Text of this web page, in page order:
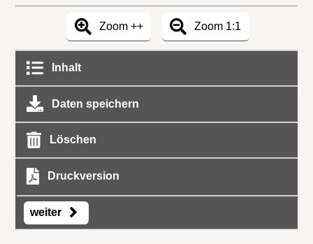
Zoom ++ Zoom 1:1
Inhalt
Daten speichern
Löschen
Druckversion
weiter